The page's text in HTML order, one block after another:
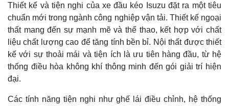
Thiết kế và tiện nghi của xe đầu kéo Isuzu đặt ra một tiêu
chuẩn mới trong ngành công nghiệp vận tải. Thiết kế ngoại
thất mang đến sự mạnh mẽ và thể thao, kết hợp với chất
liệu chất lượng cao để tăng tính bền bỉ. Nội thất được thiết
kế với sự thoải mái và tiện ích là ưu tiên hàng đầu, từ hệ
thống điều hòa không khí thông minh đến gói giải trí hiện
đại.
Các tính năng tiện nghi như ghế lái điều chỉnh, hệ thống